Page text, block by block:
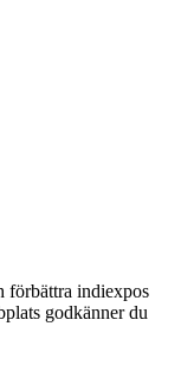
förbättra indiexpos
godkänner du